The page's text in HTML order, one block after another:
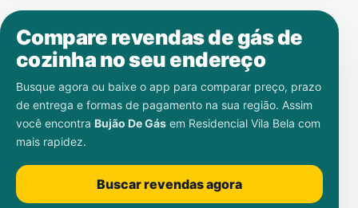
Compare revendas de gás de
cozinha no seu endereço
Busque agora ou baixe o app para comparar preço, prazo
de entrega e formas de pagamento na sua região. Assim
você encontra Bujão De Gás em Residencial Vila Bela com
mais rapidez.
Buscar revendas agora